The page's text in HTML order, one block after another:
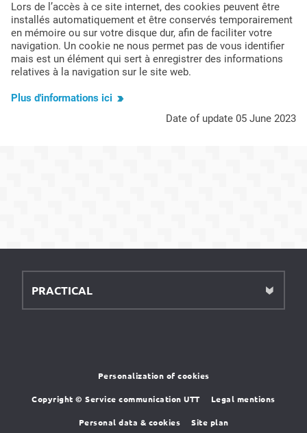
Lors de l’accès à ce site internet, des cookies peuvent être
installés automatiquement et être conservés temporairement
en mémoire ou sur votre disque dur, afin de faciliter votre
navigation. Un cookie ne nous permet pas de vous identifier
mais est un élément qui sert à enregistrer des informations
relatives à la navigation sur le site web.
Plus d'informations ici
Date of update 05 June 2023
PRACTICAL
Personalization of cookies
Copyright © Service communication UTT Legal mentions
Personal data & cookies Site plan